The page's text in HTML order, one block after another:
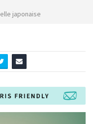
japonaise